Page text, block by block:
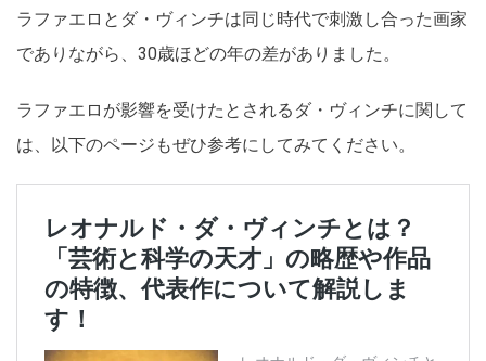
ラファエロとダ・ヴィンチは同じ時代で刺激し合った画家
でありながら、30歳ほどの年の差がありました。
ラファエロが影響を受けたとされるダ・ヴィンチに関して
は、以下のページもぜひ参考にしてみてください。